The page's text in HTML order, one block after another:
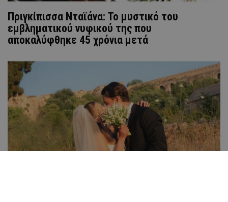
Πριγκίπισσα Νταϊάνα: Το μυστικό του
εμβληματικού νυφικού της που
αποκαλύφθηκε 45 χρόνια μετά